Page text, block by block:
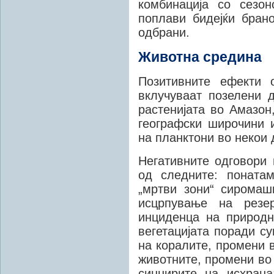
комбинација со
поплави бидејќи
одбрани.
Животна средина
Позитивните
вклучуваат
растенијата во
географски
на планктони во некои
Негативните
од следните:
„мртви зони“
исцрпување на
инциденца на
вегетацијата поради
на коралите, промени
животните, промени